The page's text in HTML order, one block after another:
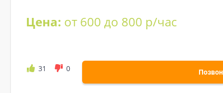
Цена: от 600 до 800 р/час
31 0